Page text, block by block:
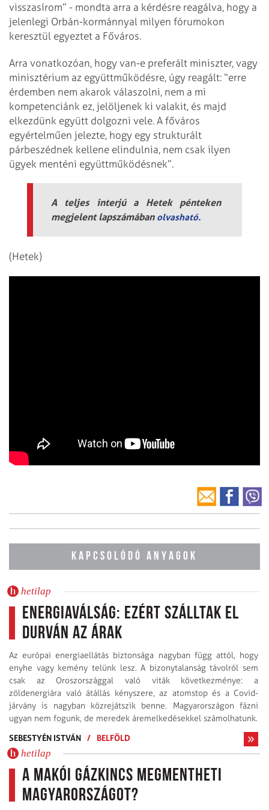
visszasírom” - mondta arra a kérdésre reagálva, hogy a
jelenlegi Orbán-kormánnyal milyen fórumokon
keresztül egyeztet a Főváros.
Arra vonatkozóan, hogy van-e preferált miniszter, vagy
minisztérium az együttműködésre, úgy reagált: “erre
érdemben nem akarok válaszolni, nem a mi
kompetenciánk ez, jelöljenek ki valakit, és majd
elkezdünk együtt dolgozni vele. A főváros
egyértelműen jelezte, hogy egy strukturált
párbeszédnek kellene elindulnia, nem csak ilyen
ügyek menténi együttműködésnek”.
A teljes interjú a Hetek pénteken
megjelent lapszámában olvasható.
(Hetek)
KAPCSOLÓDÓ ANYAGOK
hetilap
Energiaválság: ezért szálltak el
durván az árak
Az európai energiaellátás biztonsága nagyban függ attól, hogy
enyhe vagy kemény telünk lesz. A bizonytalanság távolról sem
csak az Oroszországgal való viták következménye: a
zöldenergiára való átállás kényszere, az atomstop és a Covid-
járvány is nagyban közrejátszik benne. Magyarországon fázni
ugyan nem fogunk, de meredek áremelkedésekkel számolhatunk.
SEBESTYÉN ISTVÁN / BELFÖLD
hetilap
A makói gázkincs megmentheti
Magyarországot?